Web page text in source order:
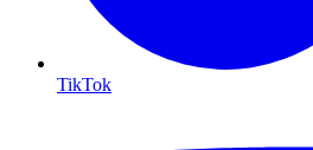
TikTok